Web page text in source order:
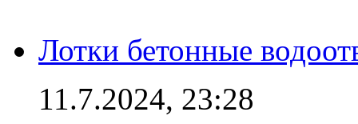
Лотки бетонные
11.7.2024, 23:28